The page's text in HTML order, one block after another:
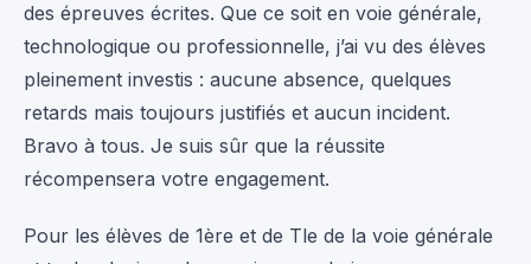
des épreuves écrites. Que ce soit en voie générale,
technologique ou professionnelle, j’ai vu des élèves
pleinement investis : aucune absence, quelques
retards mais toujours justifiés et aucun incident.
Bravo à tous. Je suis sûr que la réussite
récompensera votre engagement.
Pour les élèves de 1ère et de Tle de la voie générale